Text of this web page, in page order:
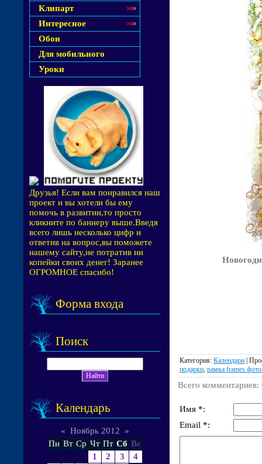
Клипарт
Интересное
Обои
Для мобильного
Уроки
Друзья! Если вам понравился наш
проект и вы хотели бы ему
помочь в развитии,то просто
кликните по баннеру выше.Введя
всего лишь несколько цифр и
ответив на вопрос,вы поможете
нашему сайту,не потратив ни
копейки своих денег! Заранее
ОГРОМНОЕ спасибо!
Форма входа
Поиск
Календарь
« Ноябрь 2012
»
Пн Вт Ср Чт Пт Сб Вс
1
2 3
4
Категория: Календари |
подарки рамка frames
Всего комментариев:
Имя *:
Email *: